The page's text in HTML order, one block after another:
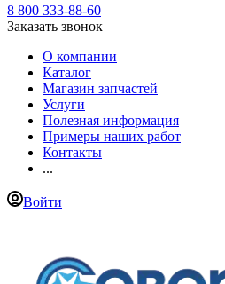
8 800 333-88-60
Заказать звонок
О компании
Каталог
Магазин запчастей
Услуги
Полезная информация
Примеры наших работ
Контакты
...
Войти